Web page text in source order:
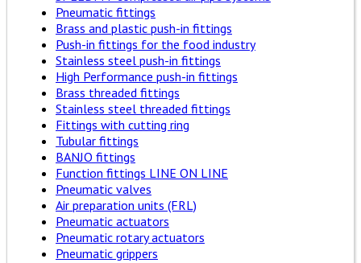
Pneumatic fittings
Brass and plastic push-in fittings
Push-in fittings for the food industry
Stainless steel push-in fittings
High Performance push-in fittings
Brass threaded fittings
Stainless steel threaded fittings
Fittings with cutting ring
Tubular fittings
BANJO fittings
Function fittings LINE ON LINE
Pneumatic valves
Air preparation units (FRL)
Pneumatic actuators
Pneumatic rotary actuators
Pneumatic grippers